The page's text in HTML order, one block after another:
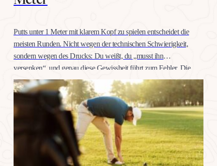
Putts unter 1 Meter mit klarem Kopf zu spielen entscheidet die
meisten Runden. Nicht wegen der technischen Schwierigkeit,
sondern wegen des Drucks: Du weißt, du „musst ihn
versenken“, und genau diese Gewissheit führt zum Fehler. Die
gute Nachricht: Selbstvertrauen auf dieser Distanz trainiert man
wie jeden anderen Schlag, mit konkreten Übungen, nicht mit
Willenskraft. Warum…